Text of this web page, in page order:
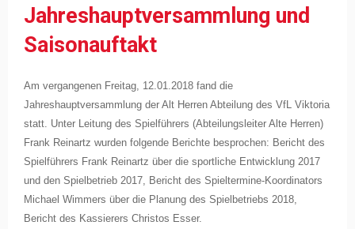
Jahreshauptversammlung und
Saisonauftakt
Am vergangenen Freitag, 12.01.2018 fand die
Jahreshauptversammlung der Alt Herren Abteilung des VfL Viktoria
statt. Unter Leitung des Spielführers (Abteilungsleiter Alte Herren)
Frank Reinartz wurden folgende Berichte besprochen: Bericht des
Spielführers Frank Reinartz über die sportliche Entwicklung 2017
und den Spielbetrieb 2017, Bericht des Spieltermine-Koordinators
Michael Wimmers über die Planung des Spielbetriebs 2018,
Bericht des Kassierers Christos Esser.